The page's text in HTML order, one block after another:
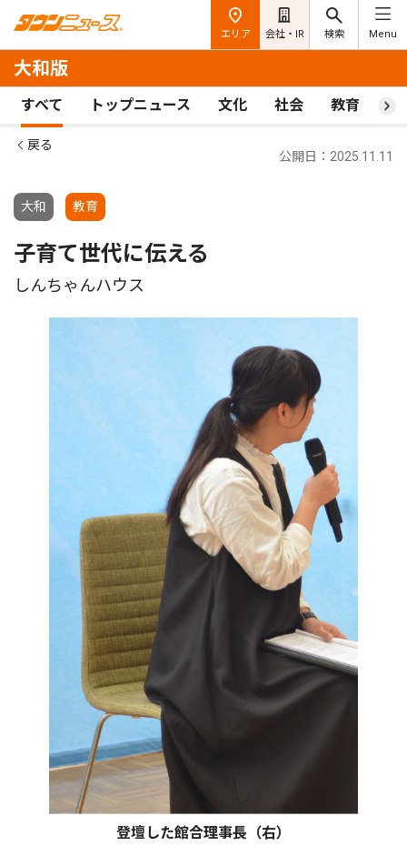
エリア 会社・IR 検索 Menu
大和版
すべて トップニュース 文化 社会 教育 ス
戻る
大和 教育
公開日：2025.11.11
子育て世代に伝える
しんちゃんハウス
登壇した館合理事長（右）